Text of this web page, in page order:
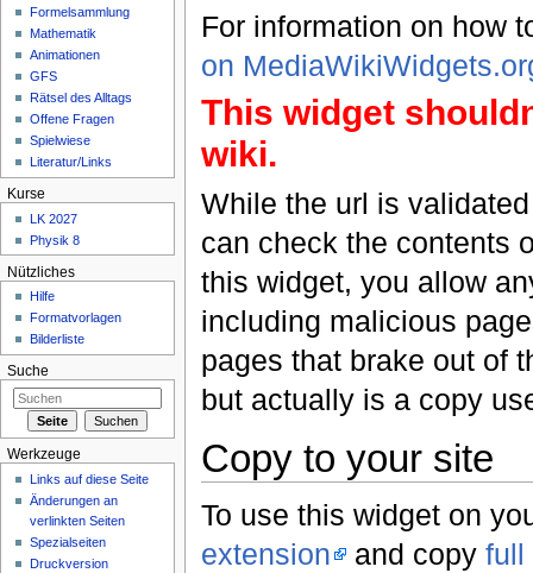
For information on how
on
This widget
wiki.
While the url is
can check the contents
this widget, you allow
including malicious
pages that brake out of
but actually is a copy
Copy to your site
To use this widget on
extension and copy full
Formelsammlung
Mathematik
Animationen
GFS
Rätsel des Alltags
Offene Fragen
Spielwiese
Literatur/Links
Kurse
LK 2027
Physik 8
Nützliches
Hilfe
Formatvorlagen
Bilderliste
Suche
Werkzeuge
Links auf diese Seite
Änderungen an
verlinkten Seiten
Spezialseiten
Druckversion